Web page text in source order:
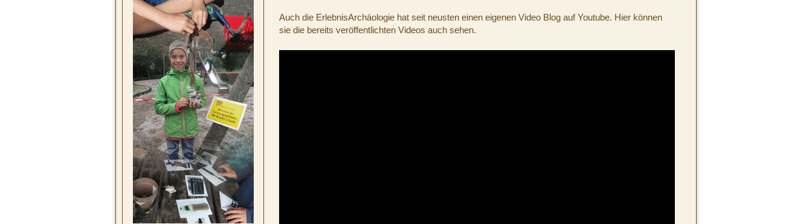
Auch die ErlebnisArchäologie hat seit neusten einen eigenen Video Blog auf Youtube. Hier können
sie die bereits veröffentlichten Videos auch sehen.